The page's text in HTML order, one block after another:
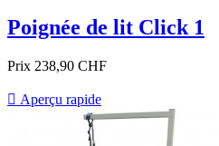
Poignée de lit Click 1
Prix 238,90 CHF
 Aperçu rapide